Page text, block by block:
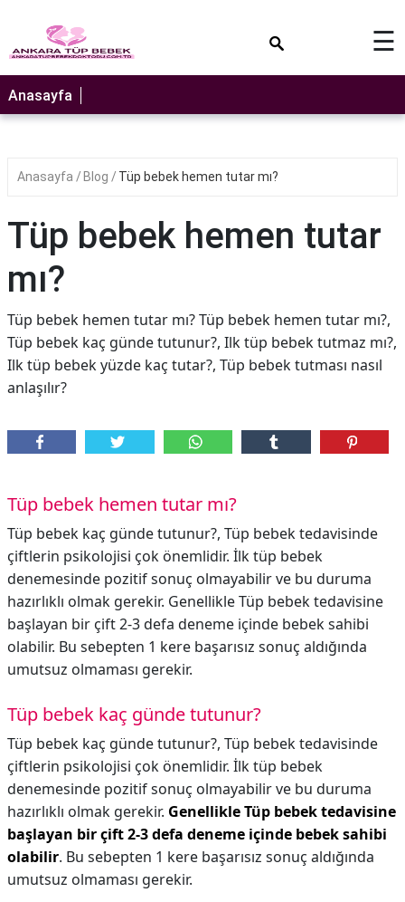
☰
Anasayfa
Anasayfa Blog Tüp bebek hemen tutar mı?
Tüp bebek hemen tutar
mı?
Tüp bebek hemen tutar mı? Tüp bebek hemen tutar mı?,
Tüp bebek kaç günde tutunur?, Ilk tüp bebek tutmaz mı?,
Ilk tüp bebek yüzde kaç tutar?, Tüp bebek tutması nasıl
anlaşılır?
Tüp bebek hemen tutar mı?
Tüp bebek kaç günde tutunur?, Tüp bebek tedavisinde
çiftlerin psikolojisi çok önemlidir. İlk tüp bebek
denemesinde pozitif sonuç olmayabilir ve bu duruma
hazırlıklı olmak gerekir. Genellikle Tüp bebek tedavisine
başlayan bir çift 2-3 defa deneme içinde bebek sahibi
olabilir. Bu sebepten 1 kere başarısız sonuç aldığında
umutsuz olmaması gerekir.
Tüp bebek kaç günde tutunur?
Tüp bebek kaç günde tutunur?, Tüp bebek tedavisinde
çiftlerin psikolojisi çok önemlidir. İlk tüp bebek
denemesinde pozitif sonuç olmayabilir ve bu duruma
hazırlıklı olmak gerekir. Genellikle Tüp bebek tedavisine
başlayan bir çift 2-3 defa deneme içinde bebek sahibi
olabilir. Bu sebepten 1 kere başarısız sonuç aldığında
umutsuz olmaması gerekir.